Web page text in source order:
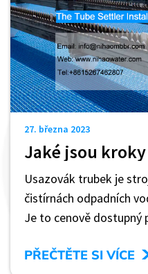
27. března 2023
Usazovák trubek je
čistírnách odpadních
Je to cenově dostupný
PŘEČTĚTE SI VÍCE